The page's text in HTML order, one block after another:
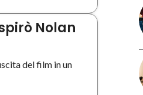
Nolan
del film in un